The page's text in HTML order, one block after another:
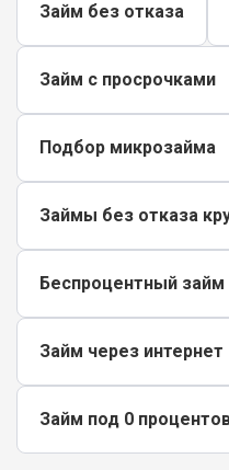
Займ без отказа
Займ с просрочками
Подбор микрозайма
Займы без отказа
Беспроцентный займ
Займ через интернет
Займ под 0